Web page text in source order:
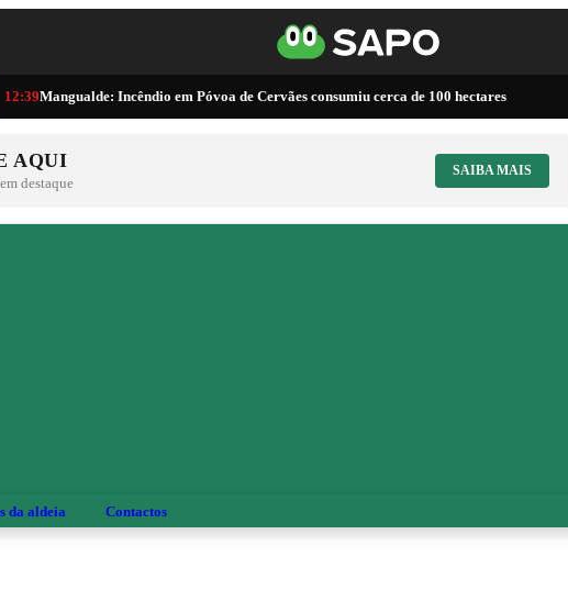
12:39Mangualde: Incêndio em Póvoa de Cervães consumiu cerca de 100 hectares
AQUI
destaque
SAIBA MAIS
da aldeia Contactos